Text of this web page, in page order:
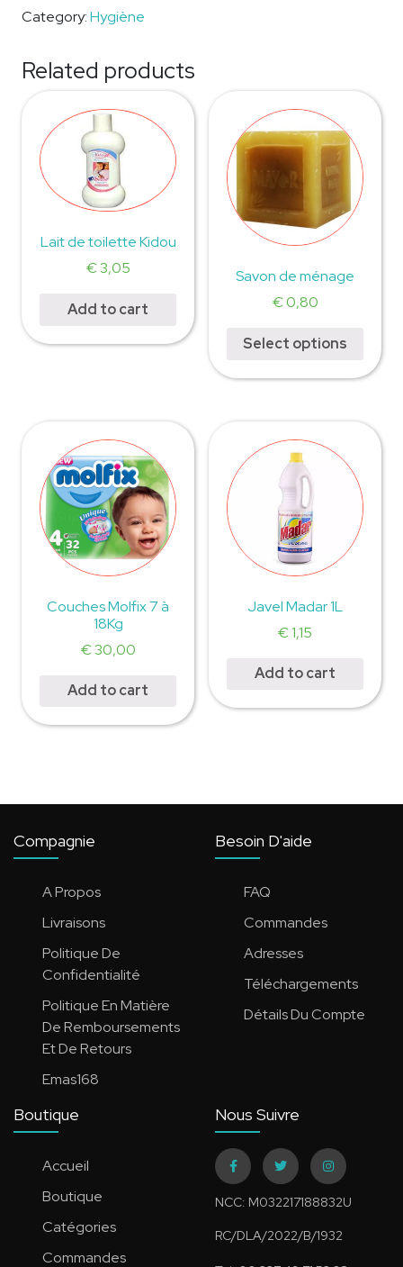
mixa
Category:Hygiène
Related products
Lait de toilette Kidou
€3,05
Add to cart
Savon de ménage
€0,80
Select options
Couches Molfix 7 à
18Kg
€30,00
Add to cart
Javel Madar 1L
€1,15
Add to cart
Compagnie
A Propos
Livraisons
Politique De
Confidentialité
Politique En Matière
De Remboursements
Et De Retours
Emas168
Besoin D'aide
FAQ
Commandes
Adresses
Téléchargements
Détails Du Compte
Boutique
Accueil
Boutique
Catégories
Commandes
Nous Suivre
NCC: M032217188832U
RC/DLA/2022/B/1932